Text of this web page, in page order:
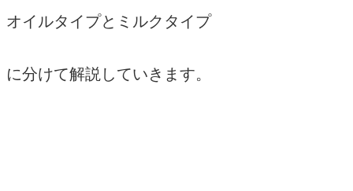
オイルタイプとミルクタイプ
に分けて解説していきます。